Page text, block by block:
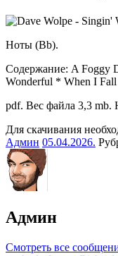
Ноты (Bb).
Содержание: A Foggy
Wonderful * When I
pdf. Вес файла 3,3 mb.
Для скачивания
Админ 05.04.2026.
Админ
Смотреть все